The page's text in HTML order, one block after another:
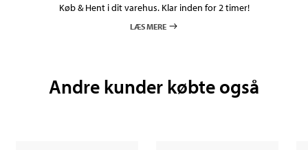
Køb & Hent i dit varehus. Klar inden for 2 timer!
LÆS MERE
Andre kunder købte også